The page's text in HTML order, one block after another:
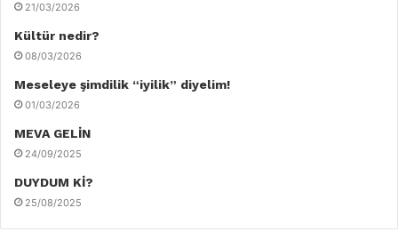
21/03/2026
Kültür nedir?
08/03/2026
Meseleye şimdilik “iyilik” diyelim!
01/03/2026
MEVA GELİN
24/09/2025
DUYDUM Kİ?
25/08/2025